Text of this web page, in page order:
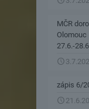
MČR
Olomouc
27.6.-
zápis 6/